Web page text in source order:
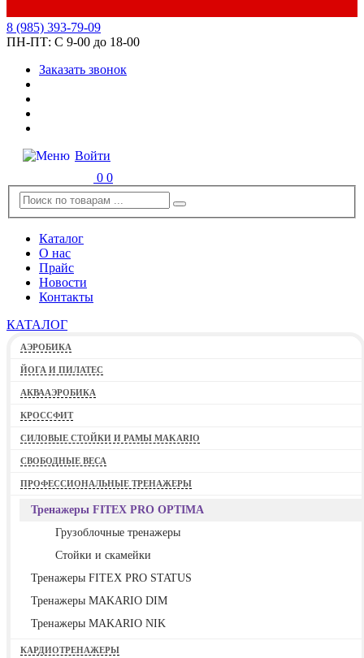
8 (985) 393-79-09
ПН-ПТ: С 9-00 до 18-00
Заказать звонок
Войти
0 0
Каталог
О нас
Прайс
Новости
Контакты
КАТАЛОГ
АЭРОБИКА
ЙОГА И ПИЛАТЕС
АКВААЭРОБИКА
КРОССФИТ
СИЛОВЫЕ СТОЙКИ И РАМЫ MAKARIO
СВОБОДНЫЕ ВЕСА
ПРОФЕССИОНАЛЬНЫЕ ТРЕНАЖЕРЫ
Тренажеры FITEX PRO OPTIMA
Грузоблочные тренажеры
Стойки и скамейки
Тренажеры FITEX PRO STATUS
Тренажеры MAKARIO DIM
Тренажеры MAKARIO NIK
КАРДИОТРЕНАЖЕРЫ